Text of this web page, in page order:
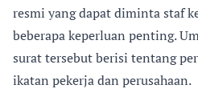
resmi yang dapat diminta staf
beberapa keperluan penting.
surat tersebut berisi tentang
ikatan pekerja dan perusahaan.